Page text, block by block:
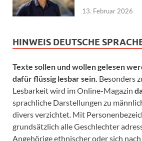
13. Februar 2026
HINWEIS DEUTSCHE
Texte sollen und wollen gelesen
dafür flüssig lesbar sein. Besonders
Lesbarkeit wird im Online-Magazin
sprachliche Darstellungen zu
divers verzichtet. Mit
grundsätzlich alle Geschlechter
Angehörige ethnischer oder sich